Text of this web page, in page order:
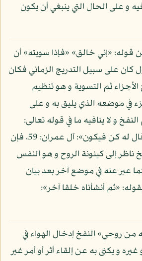
و على الحال التي ينبغي أن يكون
قوله: «إني خالق» «فإذا سويته» أن
كان على سبيل التدريج الزماني فكان
ثم التسوية و هو تنظيم
في موضعه الذي يليق به و على
و لا ينافيه ما في قوله تعالى:
«خلقه من تراب ثم قال له كن فيكون»: آل عمران: 59، فإن
ناظر إلى كينونة الروح و هو النفس
عبر عنه في موضع آخر بعد بيان
«ثم أنشأناه خلقا آخر»:
روحي» النفخ إدخال الهواء في
و يكنى به عن إلقاء أثر أو أمر غير